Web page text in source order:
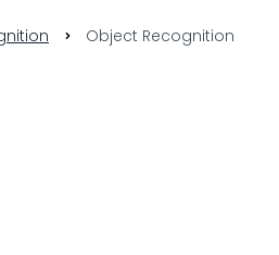
Object Recognition